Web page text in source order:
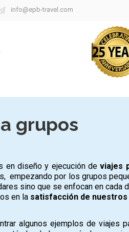
info@epb-travel.com
grupos
en diseño y ejecución deviajes
empezando por los grupos
sino que se enfocan en
en la satisfacción de nuestros
algunos ejemplos de viajes